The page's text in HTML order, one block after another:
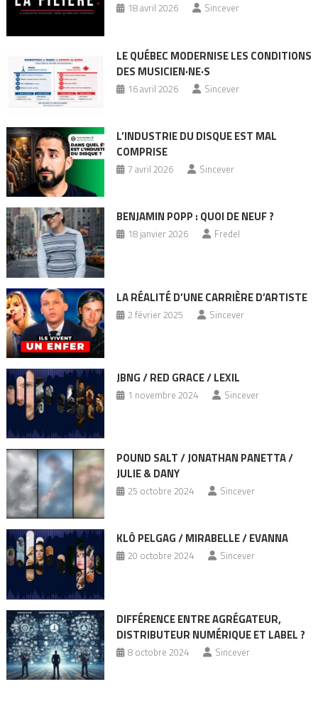
18 avril 2026 Sincever
LE QUÉBEC MODERNISE LES CONDITIONS
DES MUSICIEN·NE·S
16 avril 2026 Sincever
L’INDUSTRIE DU DISQUE EST MAL
COMPRISE
7 avril 2026 Sincever
BENJAMIN POPP : QUOI DE NEUF ?
18 janvier 2026 Fredel
LA RÉALITÉ D’UNE CARRIÈRE D’ARTISTE
2 février 2025 Sincever
JBNG / RED GRACE / LEXIL
1 novembre 2024 Sincever
POUND SALT / JONATHAN PANETTA /
JULIE & DANY
25 octobre 2024 Sincever
KLÔ PELGAG / MIRABELLE / EVANNA
20 octobre 2024 Sincever
DIFFÉRENCE ENTRE AGRÉGATEUR,
DISTRIBUTEUR NUMÉRIQUE ET LABEL ?
8 octobre 2024 Sincever